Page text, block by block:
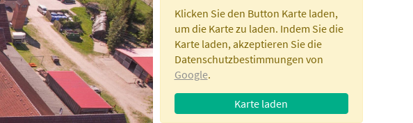
Klicken Sie den Button Karte laden,
um die Karte zu laden. Indem Sie die
Karte laden, akzeptieren Sie die
Datenschutzbestimmungen von
Google.
Karte laden